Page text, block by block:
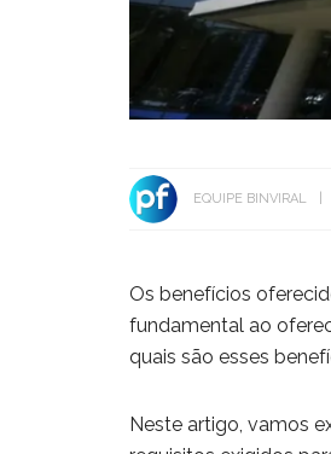
EQUIPE BINVIRAL
Os benefícios
fundamental ao
quais são esses
Neste artigo, vamos